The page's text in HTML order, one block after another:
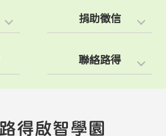
捐助徵信
聯絡路得